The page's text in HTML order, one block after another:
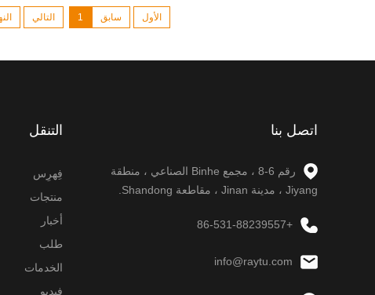
الأول سابق 1 التالي
التنقل
فِهرِس
منتجات
أخبار
طلب
الخدمات
فيديو
اتصل بنا
رقم 6-8 ، مجمع Binhe الصناعي ، منطقة
Jiyang ، مدينة Jinan ، مقاطعة Shandong.
+86-531-88239557
info@raytu.com